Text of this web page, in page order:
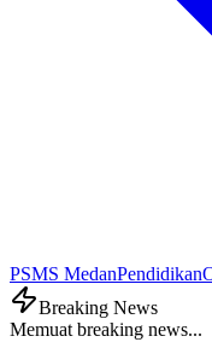
PSMS MedanPendidikan
Breaking News
Memuat breaking news...